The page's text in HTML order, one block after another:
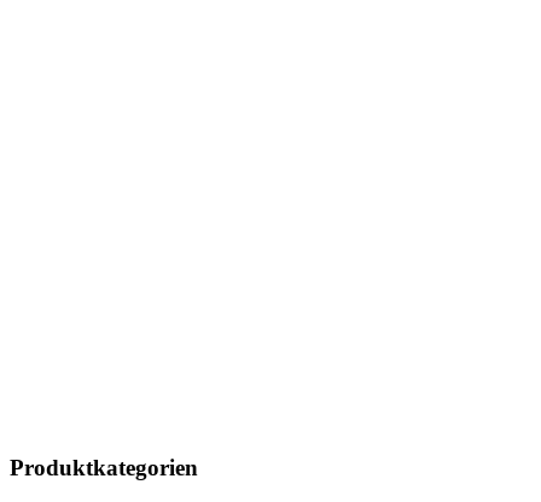
Produktkategorien